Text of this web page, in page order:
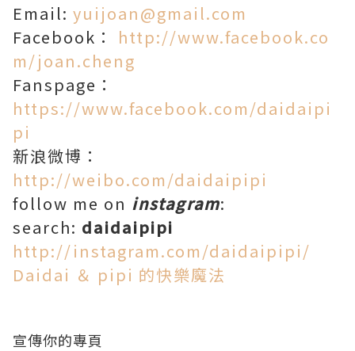
Email: yuijoan@gmail.com
Facebook： http://www.facebook.co
m/joan.cheng
Fanspage：
https://www.facebook.com/daidaipi
pi
新浪微博：
http://weibo.com/daidaipipi
follow me on instagram:
search: daidaipipi
http://instagram.com/daidaipipi/
Daidai ＆ pipi 的快樂魔法
宣傳你的專頁